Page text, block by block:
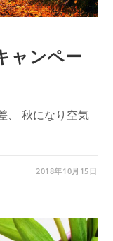
ャンペー
、 秋になり空気
2018年10月15日